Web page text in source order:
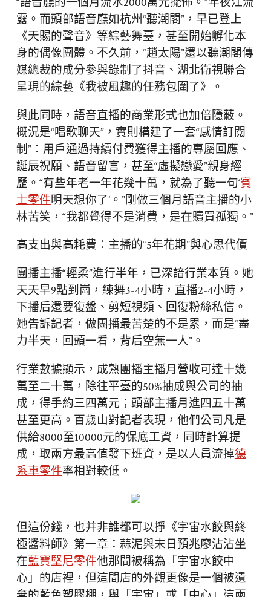
露。而頭部語音廳如杭州“聽潮閣”，早已登上
《天賜的聲音》等綜藝舞臺，甚至開始孵化本
身的偶像團體。不久前，“趙太陽”還以聽潮閣傳
媒總裁的成分參與錄制了抖音、湖北衛視聯合
呈現的綜藝《我被風趣的任務包圍了》。
與此同時，語音直播的商業形式也加倍隱蔽。
概況是“唱歌聊天”，實則構建了一套“感情訂閱
制”：用戶通過持續付費獲得主播的專屬回應、
誕辰祝願、語音留言，甚至“虛擬戀愛”親身經
歷。“有些年老一年花幾十萬，就為了聽一句‘賓
士零件明天想你了’。”剛做三個月語音主播的小
林苦笑，“我都覺得不是消費，是在贖買孤獨。”
高支出與高耗費：主播的“5年花期”與心思代價
團播主播“輕柔”進行半年，已深諳行業本質。她
天天早9點到崗，練舞3-4小時，直播2-4小時，
下播后還要復盤、剪短視頻、回復粉絲私信。
她告訴記者，做團播最苦楚的不是累，而是“盡
力半天，回頭一看，背后空無一人”。
行業數據顯示，成熟團播主播月營收可達十幾
萬至二十萬，除往平臺的50%抽成與公司的抽
成，得手約三四萬元；頭部主播月進四五十萬
甚至更高。百歲山對記者表現，他們公司凡是
供給8000至10000元的保底工資，同時計算提
成，取兩方最高值發下班資，是以人員流掉德
系車零件率相對較低。
但這份錢，也并非誰都可以掙《宇宙水餃與終
極醬料師》第一章：蒜泥與末日預兆廖沾沾坐
在藍寶堅尼零件他那間被稱為「宇宙水餃中
心」的店裡，但這間店的外觀更像是一個被遺